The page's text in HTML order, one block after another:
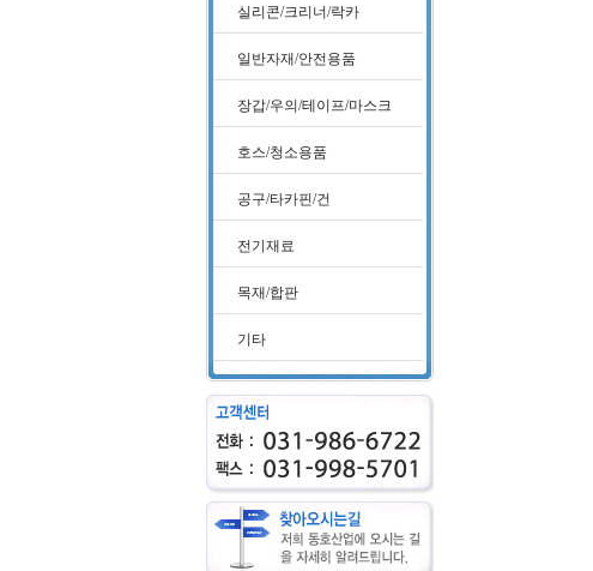
실리콘/크리너/락카
일반자재/안전용품
장갑/우의/테이프/마스크
호스/청소용품
공구/타카핀/건
전기재료
목재/합판
기타